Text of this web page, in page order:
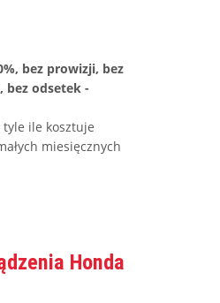
bez prowizji, bez
bez odsetek -
tyle ile kosztuje
miesięcznych
Honda